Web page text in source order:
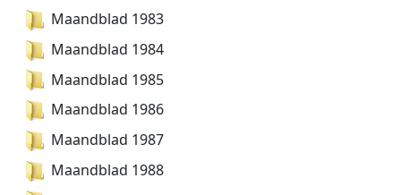
Maandblad 1983
Maandblad 1984
Maandblad 1985
Maandblad 1986
Maandblad 1987
Maandblad 1988